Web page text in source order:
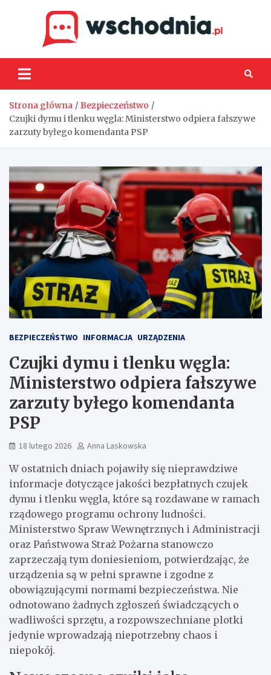
Strona główna
Bezpieczeństwo
Czujki dymu i tlenku węgla: Ministerstwo odpiera fałszywe
zarzuty byłego komendanta PSP
BEZPIECZEŃSTWO INFORMACJA URZĄDZENIA
Czujki dymu i tlenku węgla:
Ministerstwo odpiera fałszywe
zarzuty byłego komendanta
PSP
18 lutego 2026 Anna Laskowska
W ostatnich dniach pojawiły się nieprawdziwe
informacje dotyczące jakości bezpłatnych czujek
dymu i tlenku węgla, które są rozdawane w ramach
rządowego programu ochrony ludności.
Ministerstwo Spraw Wewnętrznych i Administracji
oraz Państwowa Straż Pożarna stanowczo
zaprzeczają tym doniesieniom, potwierdzając, że
urządzenia są w pełni sprawne i zgodne z
obowiązującymi normami bezpieczeństwa. Nie
odnotowano żadnych zgłoszeń świadczących o
wadliwości sprzętu, a rozpowszechniane plotki
jedynie wprowadzają niepotrzebny chaos i
niepokój.